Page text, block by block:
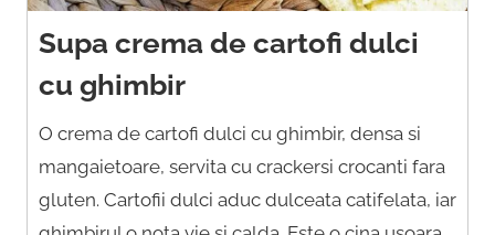
Supa crema de cartofi dulci
cu ghimbir
O crema de cartofi dulci cu ghimbir, densa si
mangaietoare, servita cu crackersi crocanti fara
gluten. Cartofii dulci aduc dulceata catifelata, iar